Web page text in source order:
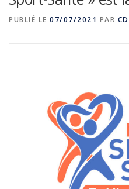
PREVENTION DES
AIDE PÉDAGOGIQUE
LE RÉSEAU SPORTIF 94
PUBLIÉ LE 07/07/2021 PAR